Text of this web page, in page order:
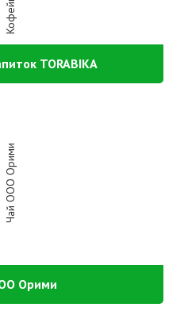
TORABIKA
Орими